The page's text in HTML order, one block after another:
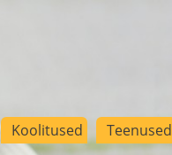
Koolitused
Teenused